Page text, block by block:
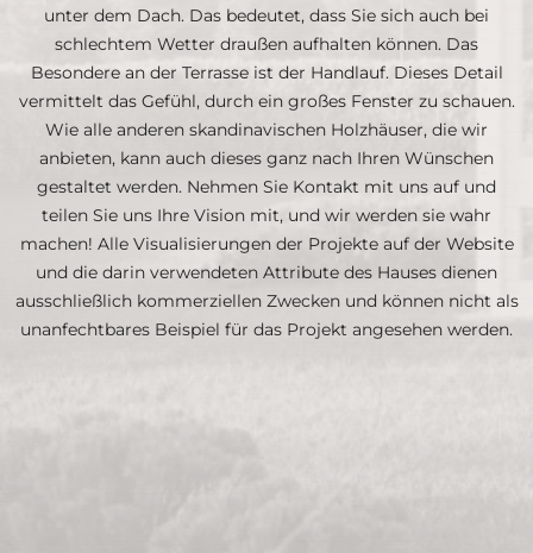
unter dem Dach. Das bedeutet, dass Sie sich auch bei
schlechtem Wetter draußen aufhalten können. Das
Besondere an der Terrasse ist der Handlauf. Dieses Detail
vermittelt das Gefühl, durch ein großes Fenster zu schauen.
Wie alle anderen skandinavischen Holzhäuser, die wir
anbieten, kann auch dieses ganz nach Ihren Wünschen
gestaltet werden. Nehmen Sie Kontakt mit uns auf und
teilen Sie uns Ihre Vision mit, und wir werden sie wahr
machen! Alle Visualisierungen der Projekte auf der Website
und die darin verwendeten Attribute des Hauses dienen
ausschließlich kommerziellen Zwecken und können nicht als
unanfechtbares Beispiel für das Projekt angesehen werden.